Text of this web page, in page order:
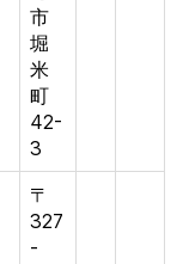
市
堀
米
町
42-
3
〒
327
-